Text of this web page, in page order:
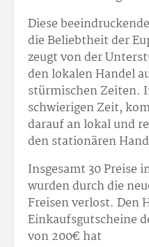
Diese
die Beliebtheit der
zeugt von der
den lokalen Handel
stürmischen Zeiten.
schwierigen Zeit,
darauf an lokal und
den stationären
Insgesamt 30 Preise
wurden durch die
Freisen verlost. Den
Einkaufsgutscheine
von 200€ hat